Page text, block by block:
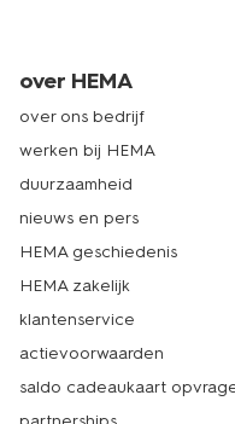
over HEMA
over ons bedrijf
werken bij HEMA
duurzaamheid
nieuws en pers
HEMA geschiedenis
HEMA zakelijk
klantenservice
actievoorwaarden
saldo cadeaukaart